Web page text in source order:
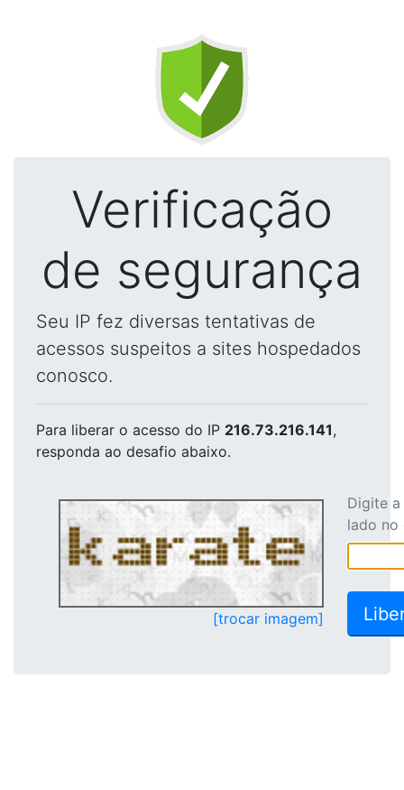
Verificação
de segurança
Seu IP fez diversas tentativas de
acessos suspeitos a sites hospedados
conosco.
Para liberar o acesso do IP 216.73.216.141,
responda ao desafio abaixo.
[trocar imagem]
Digite
lado no